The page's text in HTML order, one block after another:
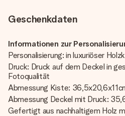
Geschenkdaten
Informationen zur
Personalisierung: in luxuriöser
Druck: Druck auf dem Deckel in
Fotoqualität
Abmessung Kiste:
Abmessung Deckel mit Druck:
Gefertigt aus nachhaltigem Holz